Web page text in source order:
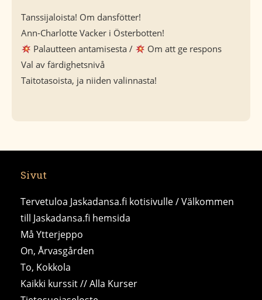
Tanssijaloista! Om dansfötter!
Ann-Charlotte Vacker i Österbotten!
Palautteen antamisesta /
Om att ge respons
Val av färdighetsnivå
Taitotasoista, ja niiden valinnasta!
Sivut
Tervetuloa Jaskadansa.fi kotisivulle / Välkommen
till Jaskadansa.fi hemsida
Må Ytterjeppo
On, Årvasgården
To, Kokkola
Kaikki kurssit // Alla Kurser